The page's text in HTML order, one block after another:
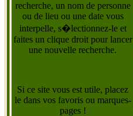
recherche, un nom de personne
ou de lieu ou une date vous
interpelle, s�lectionnez-le et
faites un clique droit pour lancer
une nouvelle recherche.
Si ce site vous est utile, placez
le dans vos favoris ou marques-
pages !